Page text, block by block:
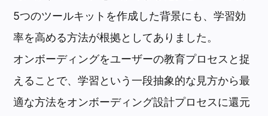
5つのツールキットを作成した背景にも、学習効
率を高める方法が根拠としてありました。
オンボーディングをユーザーの教育プロセスと捉
えることで、学習という一段抽象的な見方から最
適な方法をオンボーディング設計プロセスに還元